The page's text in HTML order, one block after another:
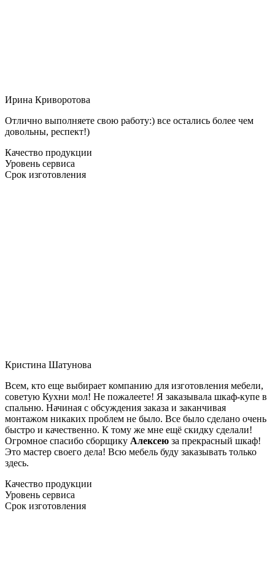
Ирина Криворотова
Отлично выполняете свою работу:) все остались более чем
довольны, респект!)
Качество продукции
Уровень сервиса
Срок изготовления
Кристина Шатунова
Всем, кто еще выбирает компанию для изготовления мебели,
советую Кухни мол! Не пожалеете! Я заказывала шкаф-купе в
спальню. Начиная с обсуждения заказа и заканчивая
монтажом никаких проблем не было. Все было сделано очень
быстро и качественно. К тому же мне ещё скидку сделали!
Огромное спасибо сборщику Алексею за прекрасный шкаф!
Это мастер своего дела! Всю мебель буду заказывать только
здесь.
Качество продукции
Уровень сервиса
Срок изготовления